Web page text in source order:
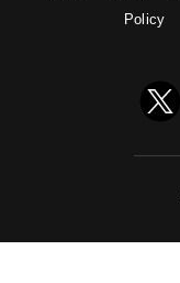
Policy